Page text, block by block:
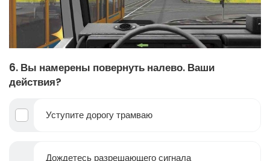
6. Вы намерены повернуть налево. Ваши
действия?
Уступите дорогу трамваю
Дождетесь разрешающего сигнала